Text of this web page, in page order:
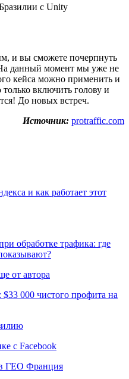
и вы сможете почерпнуть
данный момент мы уже не
кейса можно применить и
включить голову и
До новых встреч.
Источник: protraffic.com
и как работает этот
обработке трафика: где
от автора
000 чистого профита на
с Facebook
ГЕО Франция